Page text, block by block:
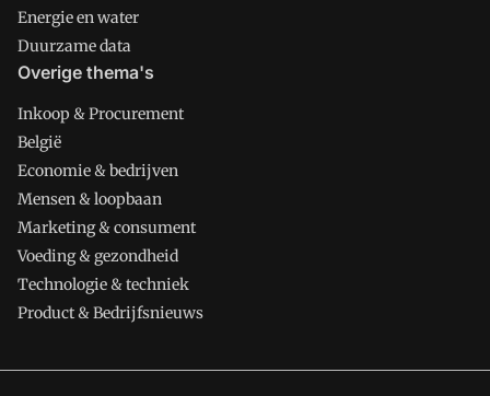
Energie en water
Duurzame data
Overige thema's
Inkoop & Procurement
België
Economie & bedrijven
Mensen & loopbaan
Marketing & consument
Voeding & gezondheid
Technologie & techniek
Product & Bedrijfsnieuws